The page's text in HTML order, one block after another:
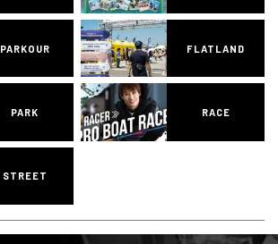
PARKOUR FLATLAND
PARK RACE
STREET